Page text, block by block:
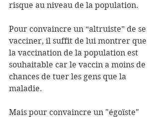
risque au niveau de la population.
Pour convaincre un “altruiste” de se
vacciner, il suffit de lui montrer que
la vaccination de la population est
souhaitable car le vaccin a moins de
chances de tuer les gens que la
maladie.
Mais pour convaincre un "égoïste"